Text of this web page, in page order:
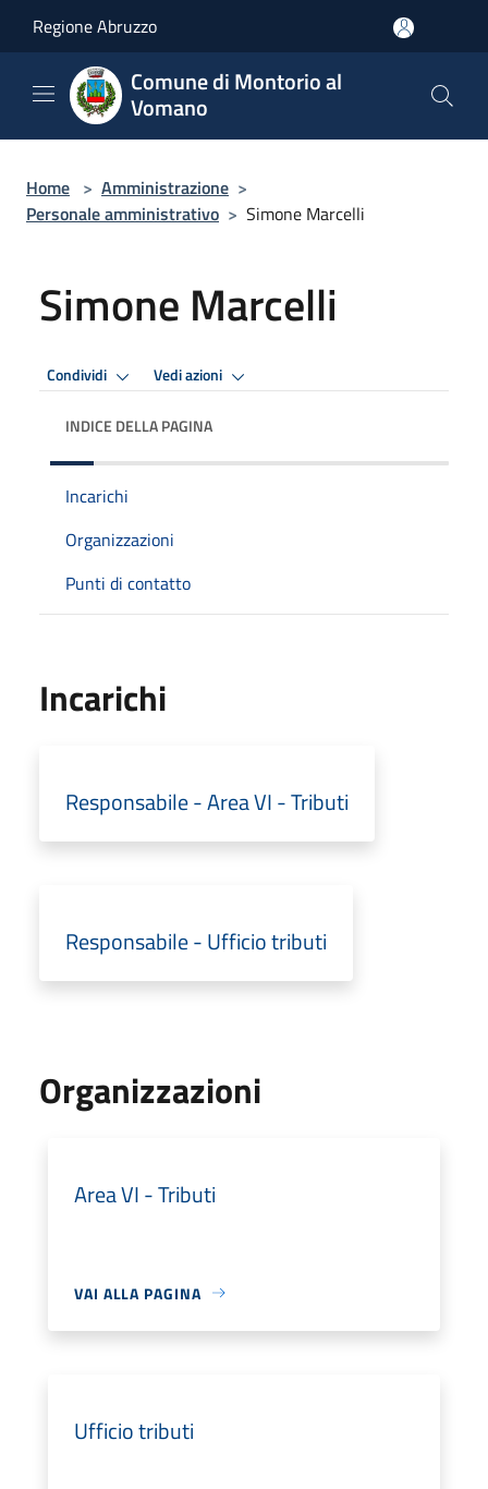
Regione Abruzzo
Comune di Montorio al
Vomano
Home > Amministrazione >
Personale amministrativo > Simone Marcelli
Simone Marcelli
Condividi Vedi azioni
INDICE DELLA PAGINA
Incarichi
Organizzazioni
Punti di contatto
Incarichi
Responsabile - Area VI - Tributi
Responsabile - Ufficio tributi
Organizzazioni
Area VI - Tributi
VAI ALLA PAGINA
Ufficio tributi